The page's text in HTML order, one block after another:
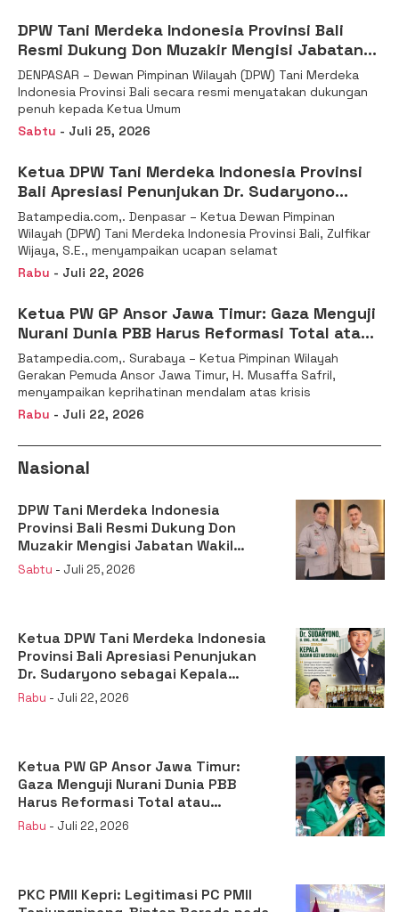
DPW Tani Merdeka Indonesia Provinsi Bali
Resmi Dukung Don Muzakir Mengisi Jabatan
Wakil Menteri Pertanian RI
DENPASAR – Dewan Pimpinan Wilayah (DPW) Tani Merdeka
Indonesia Provinsi Bali secara resmi menyatakan dukungan
penuh kepada Ketua Umum
Sabtu - Juli 25, 2026
Ketua DPW Tani Merdeka Indonesia Provinsi
Bali Apresiasi Penunjukan Dr. Sudaryono
sebagai Kepala Badan Gizi Nasional
Batampedia.com,. Denpasar – Ketua Dewan Pimpinan
Wilayah (DPW) Tani Merdeka Indonesia Provinsi Bali, Zulfikar
Wijaya, S.E., menyampaikan ucapan selamat
Rabu - Juli 22, 2026
Ketua PW GP Ansor Jawa Timur: Gaza Menguji
Nurani Dunia PBB Harus Reformasi Total atau
Kehilangan Legitimasi
Batampedia.com,. Surabaya – Ketua Pimpinan Wilayah
Gerakan Pemuda Ansor Jawa Timur, H. Musaffa Safril,
menyampaikan keprihatinan mendalam atas krisis
Rabu - Juli 22, 2026
Nasional
DPW Tani Merdeka Indonesia
Provinsi Bali Resmi Dukung Don
Muzakir Mengisi Jabatan Wakil
Menteri Pertanian RI
Sabtu - Juli 25, 2026
Ketua DPW Tani Merdeka Indonesia
Provinsi Bali Apresiasi Penunjukan
Dr. Sudaryono sebagai Kepala
Badan Gizi Nasional
Rabu - Juli 22, 2026
Ketua PW GP Ansor Jawa Timur:
Gaza Menguji Nurani Dunia PBB
Harus Reformasi Total atau
Kehilangan Legitimasi
Rabu - Juli 22, 2026
PKC PMII Kepri: Legitimasi PC PMII